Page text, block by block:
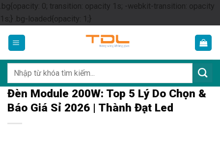
.bg{opacity: 0; transition: opacity 1s; -webkit-transition: opacity
1s;} .bg-loaded{opacity: 1;}Skip
content
kiếm:
Đèn Module 200W: Top 5 Lý Do Chọn &
Báo Giá Sỉ 2026 | Thành Đạt Led